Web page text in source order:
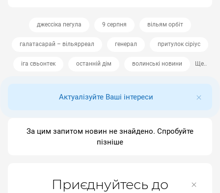
джессіка пегула 9 серпня вільям орбіт
галатасарай – вільярреал генерал притулок сіріус
іга свьонтек останній дім волинські новини Ще..
Актуалізуйте Ваші інтереси
За цим запитом новин не знайдено. Спробуйте
пізніше
Приєднуйтесь до